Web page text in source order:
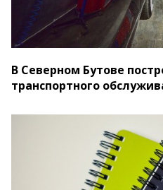
В Северном Бутове
транспортного